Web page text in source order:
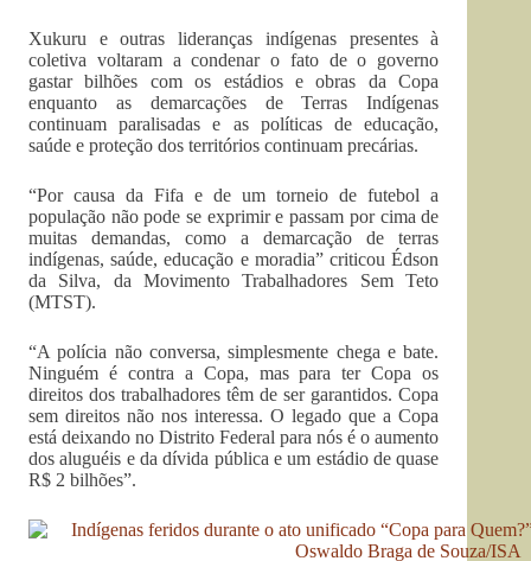
Xukuru e outras lideranças indígenas presentes à
coletiva voltaram a condenar o fato de o governo
gastar bilhões com os estádios e obras da Copa
enquanto as demarcações de Terras Indígenas
continuam paralisadas e as políticas de educação,
saúde e proteção dos territórios continuam precárias.
“Por causa da Fifa e de um torneio de futebol a
população não pode se exprimir e passam por cima de
muitas demandas, como a demarcação de terras
indígenas, saúde, educação e moradia” criticou Édson
da Silva, da Movimento Trabalhadores Sem Teto
(MTST).
“A polícia não conversa, simplesmente chega e bate.
Ninguém é contra a Copa, mas para ter Copa os
direitos dos trabalhadores têm de ser garantidos. Copa
sem direitos não nos interessa. O legado que a Copa
está deixando no Distrito Federal para nós é o aumento
dos aluguéis e da dívida pública e um estádio de quase
R$ 2 bilhões”.